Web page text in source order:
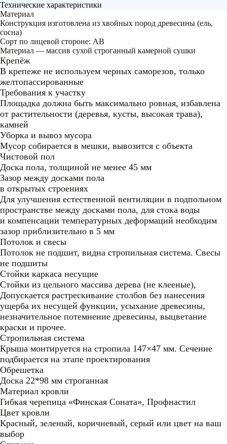
Технические характеристики
Материал
Конструкция изготовлена из хвойных пород древесины (ель,
сосна)
Сорт по лицевой стороне: АВ
Материал — массив сухой строганный камерной сушки
Крепёж
В крепеже не используем черных саморезов, только
желтопассированные
Требования к участку
Площадка должна быть максимально ровная, избавлена
от растительности (деревья, кусты, высокая трава),
камней
Уборка и вывоз мусора
Мусор собирается в мешки, вывозится с объекта
Чистовой пол
Доска пола, толщиной не менее 45 мм
Зазор между досками пола
в открытых строениях
Для улучшения естественной вентиляции в подпольном
пространстве между досками пола, для стока воды
и компенсации температурных деформаций необходим
зазор приблизительно в 5 мм
Потолок и свесы
Потолок не подшит, видна стропильная система. Свесы
не подшиты
Стойки каркаса несущие
Стойки из цельного массива дерева (не клееные),
Допускается растрескивание столбов без нанесения
ущерба их несущей функции, усыхание древесины,
незначительное потемнение древесины, выцветание
краски и прочее.
Стропильная система
Крыша монтируется на стропила 147×47 мм. Сечение
подбирается на этапе проектирования
Обрешетка
Доска 22*98 мм строганная
Материал кровли
Гибкая черепица «Финская Соната», Профнастил
Цвет кровли
Красный, зеленый, коричневый, серый или цвет на ваш
выбор